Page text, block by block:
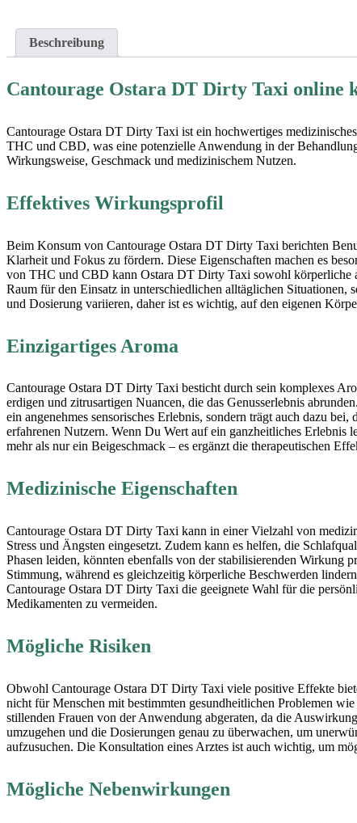
Beschreibung
Cantourage Ostara DT Dirty Taxi online
Cantourage Ostara DT Dirty Taxi ist ein hochwertiges
THC und CBD, was eine potenzielle Anwendung in der
Wirkungsweise, Geschmack und medizinischem Nutzen.
Effektives Wirkungsprofil
Beim Konsum von Cantourage Ostara DT Dirty Taxi berichten
Klarheit und Fokus zu fördern. Diese Eigenschaften machen es
von THC und CBD kann Ostara DT Dirty Taxi sowohl körperliche
Raum für den Einsatz in unterschiedlichen alltäglichen
und Dosierung variieren, daher ist es wichtig, auf den eigenen
Einzigartiges Aroma
Cantourage Ostara DT Dirty Taxi besticht durch sein komplexes
erdigen und zitrusartigen Nuancen, die das Genusserlebnis
ein angenehmes sensorisches Erlebnis, sondern trägt auch dazu
erfahrenen Nutzern. Wenn Du Wert auf ein ganzheitliches
mehr als nur ein Beigeschmack – es ergänzt die therapeutischen
Medizinische Eigenschaften
Cantourage Ostara DT Dirty Taxi kann in einer Vielzahl von
Stress und Ängsten eingesetzt. Zudem kann es helfen, die
Phasen leiden, könnten ebenfalls von der stabilisierenden
Stimmung, während es gleichzeitig körperliche Beschwerden
Cantourage Ostara DT Dirty Taxi die geeignete Wahl für die
Medikamenten zu vermeiden.
Mögliche Risiken
Obwohl Cantourage Ostara DT Dirty Taxi viele positive Effekte
nicht für Menschen mit bestimmten gesundheitlichen Problemen
stillenden Frauen von der Anwendung abgeraten, da die
umzugehen und die Dosierungen genau zu überwachen, um
aufzusuchen. Die Konsultation eines Arztes ist auch wichtig, um
Mögliche Nebenwirkungen